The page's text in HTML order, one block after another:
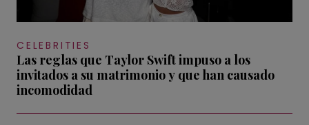
CELEBRITIES
Las reglas que Taylor Swift impuso a los
invitados a su matrimonio y que han causado
incomodidad